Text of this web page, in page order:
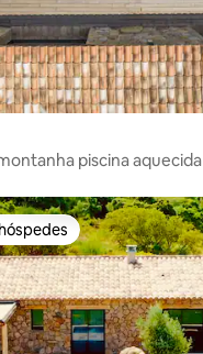
piscina aquecida